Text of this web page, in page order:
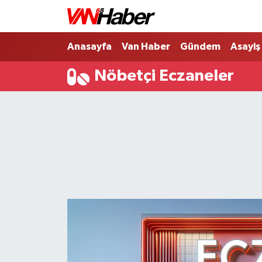
Anasayfa Van Haber Gündem Asayiş
Nöbetçi Eczaneler
Nöbetçi Eczaneler
Hava Durumu